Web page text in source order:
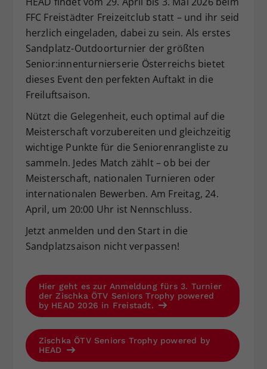
FFC Freistädter Freizeitclub statt – und ihr seid
herzlich eingeladen, dabei zu sein. Als erstes
Sandplatz-Outdoorturnier der größten
Senior:innenturnierserie Österreichs bietet
dieses Event den perfekten Auftakt in die
Freiluftsaison.
Nützt die Gelegenheit, euch optimal auf die
Meisterschaft vorzubereiten und gleichzeitig
wichtige Punkte für die Seniorenrangliste zu
sammeln. Jedes Match zählt – ob bei der
Meisterschaft, nationalen Turnieren oder
internationalen Bewerben. Am Freitag, 24.
April, um 20:00 Uhr ist Nennschluss.
Jetzt anmelden und den Start in die
Sandplatzsaison nicht verpassen!
Hier geht es zur Anmeldung fürs 3. Turnier
der Zischka ÖTV Seniors Trophy powered
by HEAD 2026 in Freistadt.
Zischka ÖTV Seniors Trophy powered by
HEAD
Zweck
Dieser Wert speichert Ihre Consent-
Einstellungen. Unter anderem eine
zufällig generierte ID, für die
historische Speicherung Ihrer
vorgenommen Einstellungen, falls der
Webseiten-Betreiber dies eingestellt
hat.